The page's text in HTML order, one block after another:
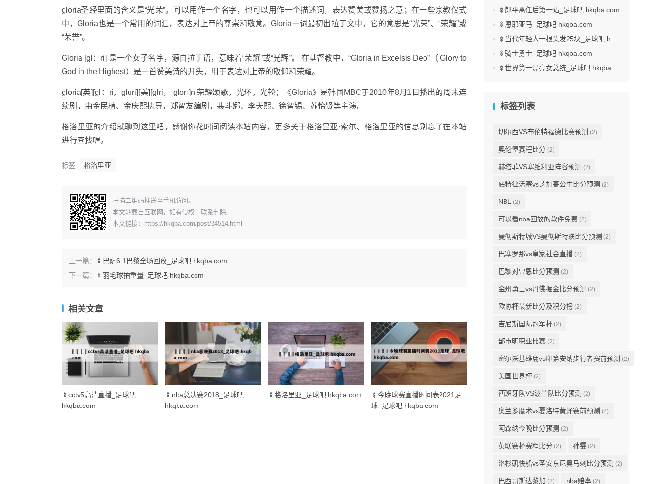
gloria圣经里面的含义是“光荣”。可以用作一个名字，也可以用作一个描述词，表达赞美或赞扬之意；在一些宗教仪式
中，Gloria也是一个常用的词汇，表达对上帝的尊崇和敬意。Gloria一词最初出拉丁文中，它的意思是“光荣”、“荣耀”或
“荣誉”。
Gloria [ɡl：ri] 是一个女子名字，源自拉丁语，意味着“荣耀”或“光辉”。 在基督教中，“Gloria in Excelsis Deo”（ Glory to
God in the Highest）是一首赞美诗的开头，用于表达对上帝的敬仰和荣耀。
gloria[英][ɡl：ri，ɡluri][美][ɡlri， ɡlor-]n.荣耀颂歌，光环，光轮；《Gloria》是韩国MBC于2010年8月1日播出的周末连
续剧，由金民植、金庆熙执导，郑智友编剧，裴斗娜、李天熙、徐智锡、苏怡贤等主演。
格洛里亚的介绍就聊到这里吧，感谢你花时间阅读本站内容，更多关于格洛里亚·索尔、格洛里亚的信息别忘了在本站
进行查找喔。
标签 格洛里亚
​扫描二维码推送至手机访问。
本文转载自互联网，如有侵权，联系删除。
本文链接：
https://hkqba.com/post/24514.html
上一篇：
🍢巴萨6:1巴黎全场回放_足球吧 hkqba.com
下一篇：
🍢羽毛球拍重量_足球吧 hkqba.com
相关文章
🍢cctv5高清直播_足球吧
hkqba.com
🍢nba总决赛2018_足球吧
hkqba.com
🍢格洛里亚_足球吧 hkqba.com
🍢今晚球赛直播时间表2021足
球_足球吧 hkqba.com
🍢瑞典超_足球吧 hkqba.com 🍢荷乙积分_足球吧
🍢郎平离任后第一站_足球吧 hkqba.com
🍢恩耶亚马_足球吧 hkqba.com
🍢当代年轻人一根头发25块_足球吧 hkqba.com
🍢骑士勇士_足球吧 hkqba.com
🍢世界第一漂亮女总统_足球吧 hkqba.com
标签列表
切尔西VS布伦特福德比赛预测 (2)
奥伦堡赛程比分 (2)
赫塔菲VS塞维利亚阵容预测 (2)
底特律活塞vs芝加哥公牛比分预测 (2)
NBL (2)
可以看nba回放的软件免费 (2)
曼彻斯特城VS曼彻斯特联比分预测 (2)
巴塞罗那vs皇家社会直播 (2)
巴黎对雷恩比分预测 (2)
金州勇士vs丹佛掘金比分预测 (2)
欧协杯最新比分及积分榜 (2)
吉尼斯国际冠军杯 (2)
邹市明职业比赛 (2)
密尔沃基雄鹿vs印第安纳步行者赛前预测 (2)
美国世界杯 (2)
西班牙队VS波兰队比分预测 (2)
奥兰多魔术vs夏洛特黄蜂赛前预测 (2)
阿森纳今晚比分预测 (2)
英联赛杯赛程比分 (2) 孙雯 (2)
洛杉矶快船vs圣安东尼奥马刺比分预测 (2)
巴西哥斯达黎加 (2) nba赔率 (2)